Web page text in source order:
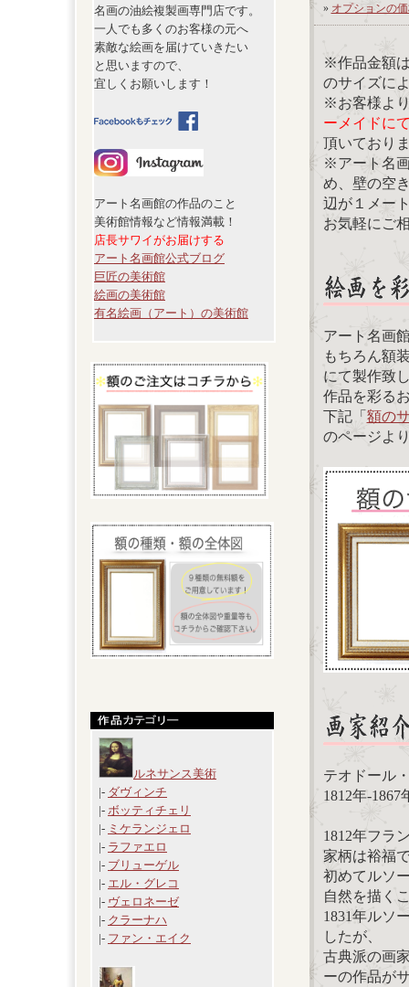
名画の油絵複製画専門店です。
一人でも多くのお客様の元へ
素敵な絵画を届けていきたい
と思いますので、
宜しくお願いします！
アート名画館の作品のこと
美術館情報など情報満載！
店長サワイがお届けする
アート名画館公式ブログ
巨匠の美術館
絵画の美術館
有名絵画（アート）の美術館
ルネサンス美術
|- ダヴィンチ
|- ボッティチェリ
|- ミケランジェロ
|- ラファエロ
|- ブリューゲル
|- エル・グレコ
|- ヴェロネーゼ
|- クラーナハ
|- ファン・エイク
» オプションの
※作品金額
のサイズに
※お客様よ
ーメイドに
頂いており
※アート名
め、壁の空
辺が１メー
お気軽にご
アート名画
もちろん額
にて製作致
作品を彩る
下記「額の
のページよ
テオドール
1812年-
1812年フラ
家柄は裕福
初めてルソ
自然を描く
1831年ルソ
したが、
古典派の画
ーの作品が